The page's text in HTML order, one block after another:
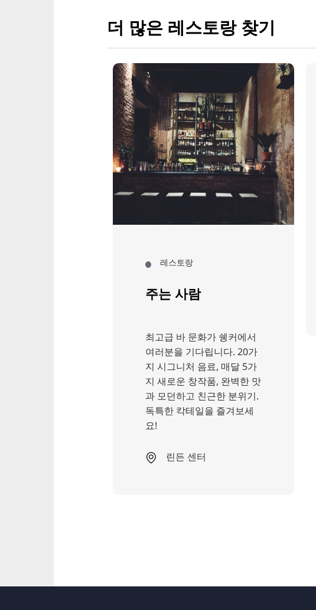
더 많은 레스토랑 찾기
레스토랑
주는 사람
최고급 바 문화가 쉥커에서
여러분을 기다립니다. 20가
지 시그니처 음료, 매달 5가
지 새로운 창작품, 완벽한 맛
과 모던하고 친근한 분위기.
독특한 칵테일을 즐겨보세
요!
린든 센터